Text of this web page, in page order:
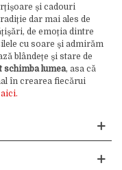
și cadouri
dar mai ales de
de emoția dintre
cu soare și admirăm
blândețe și stare de
schimba lumea, asa că
în crearea fiecărui